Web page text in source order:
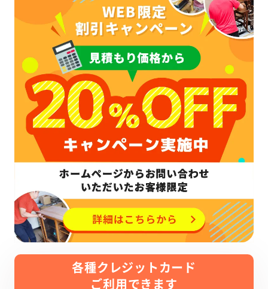
各種クレジットカード
ご利用できます